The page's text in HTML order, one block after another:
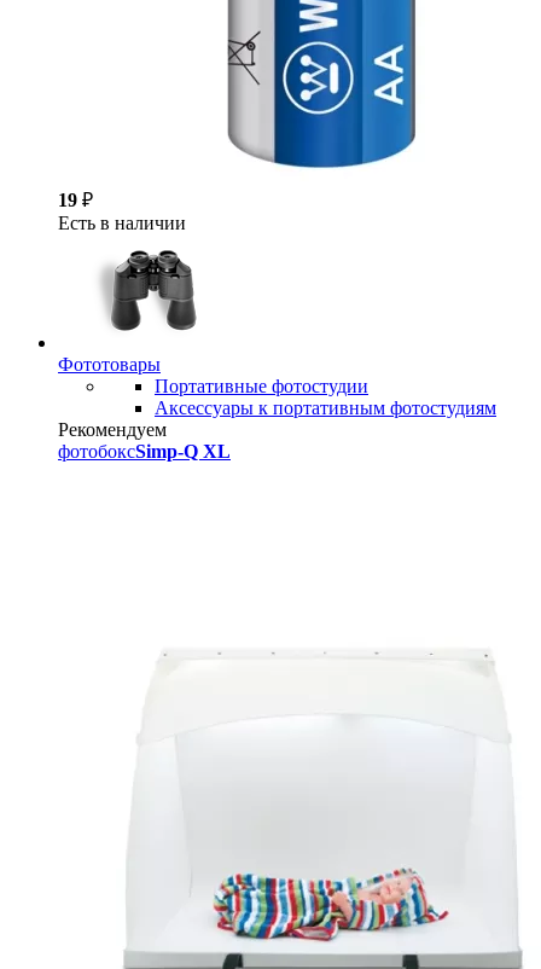
19 ₽
Есть в наличии
Фототовары
Портативные фотостудии
Аксессуары к портативным фотостудиям
Рекомендуем
фотобоксSimp-Q XL